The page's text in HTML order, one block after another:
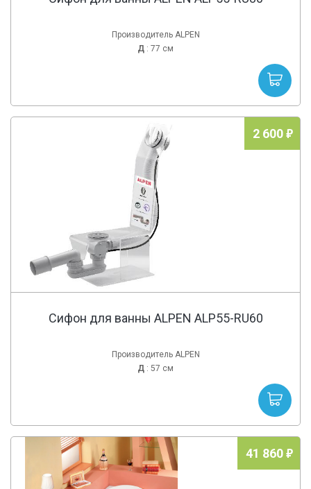
Производитель ALPEN
Д : 77 см
2 600
Сифон для ванны ALPEN ALP55-RU60
Производитель ALPEN
Д : 57 см
41 860